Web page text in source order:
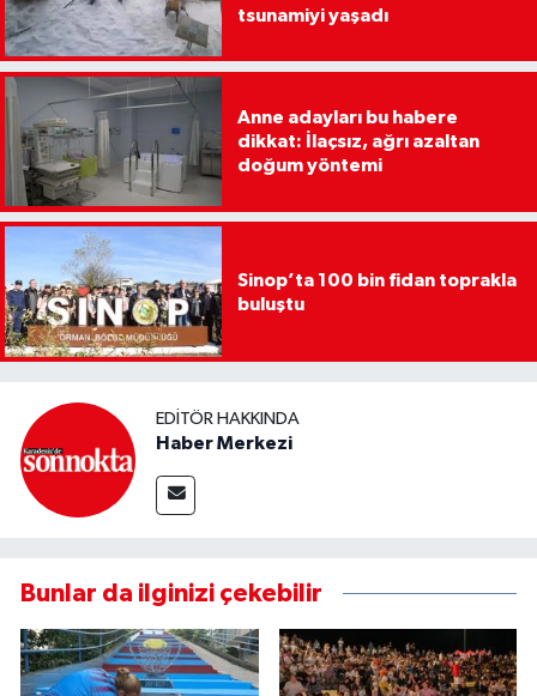
tsunamiyi yaşadı
Anne adayları bu habere
dikkat: İlaçsız, ağrı azaltan
doğum yöntemi
Sinop’ta 100 bin fidan toprakla
buluştu
EDITÖR HAKKINDA
Haber Merkezi
Bunlar da ilginizi çekebilir